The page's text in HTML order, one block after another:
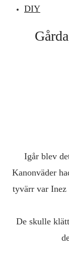
DIY
Igår blev
Kanonväder
tyvärr var
De skulle